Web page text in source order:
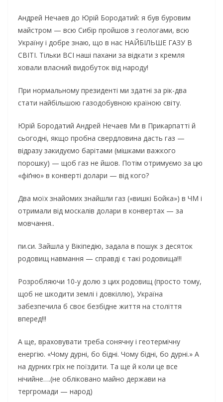
Андрей Нечаев до Юрій Бородатий: я був буровим
майстром — всю Сибір пройшов з геологами, всю
Україну і добре знаю, що в нас НАЙБІЛЬШЕ ГАЗУ В
СВІТІ. Тільки ВСІ наші пахани за відкати з кремля
ховали власний видобуток від народу!
При нормальному президенті ми здатні за рік-два
стати найбільшою газодобувною країною світу.
Юрій Бородатий Андрей Нечаев Ми в Прикарпатті й
сьогодні, якщо пробна свердловина дасть газ —
відразу закидуємо барітами (мішками важкого
порошку) — щоб газ не йшов. Потім отримуємо за цю
«фіґню» в конверті долари — від кого?
Два моїх знайомих знайшли газ («вишкі Бойка») в ЧМ і
отримали від москалів долари в конвертах — за
мовчання..
пи.си. Зайшла у Вікіпедію, задала в пошук з десяток
родовищ навмання — справді є такі родовища!!!
Розробляючи 10-у долю з цих родовищ (просто тому,
щоб не шкодити землі і довкіллю), Україна
забезпечила б своє безбідне життя на століття
вперед!!!
А ще, враховувати треба сонячну і геотермічну
енергію. «Чому дурні, бо бідні. Чому бідні, бо дурні.» А
на дурних гріх не поїздити. Та ще й коли це все
нічийне….(не обліковано майно держави на
тергромади — народ)